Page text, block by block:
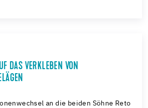
DAS VERKLEBEN VON
an die beiden Söhne Reto